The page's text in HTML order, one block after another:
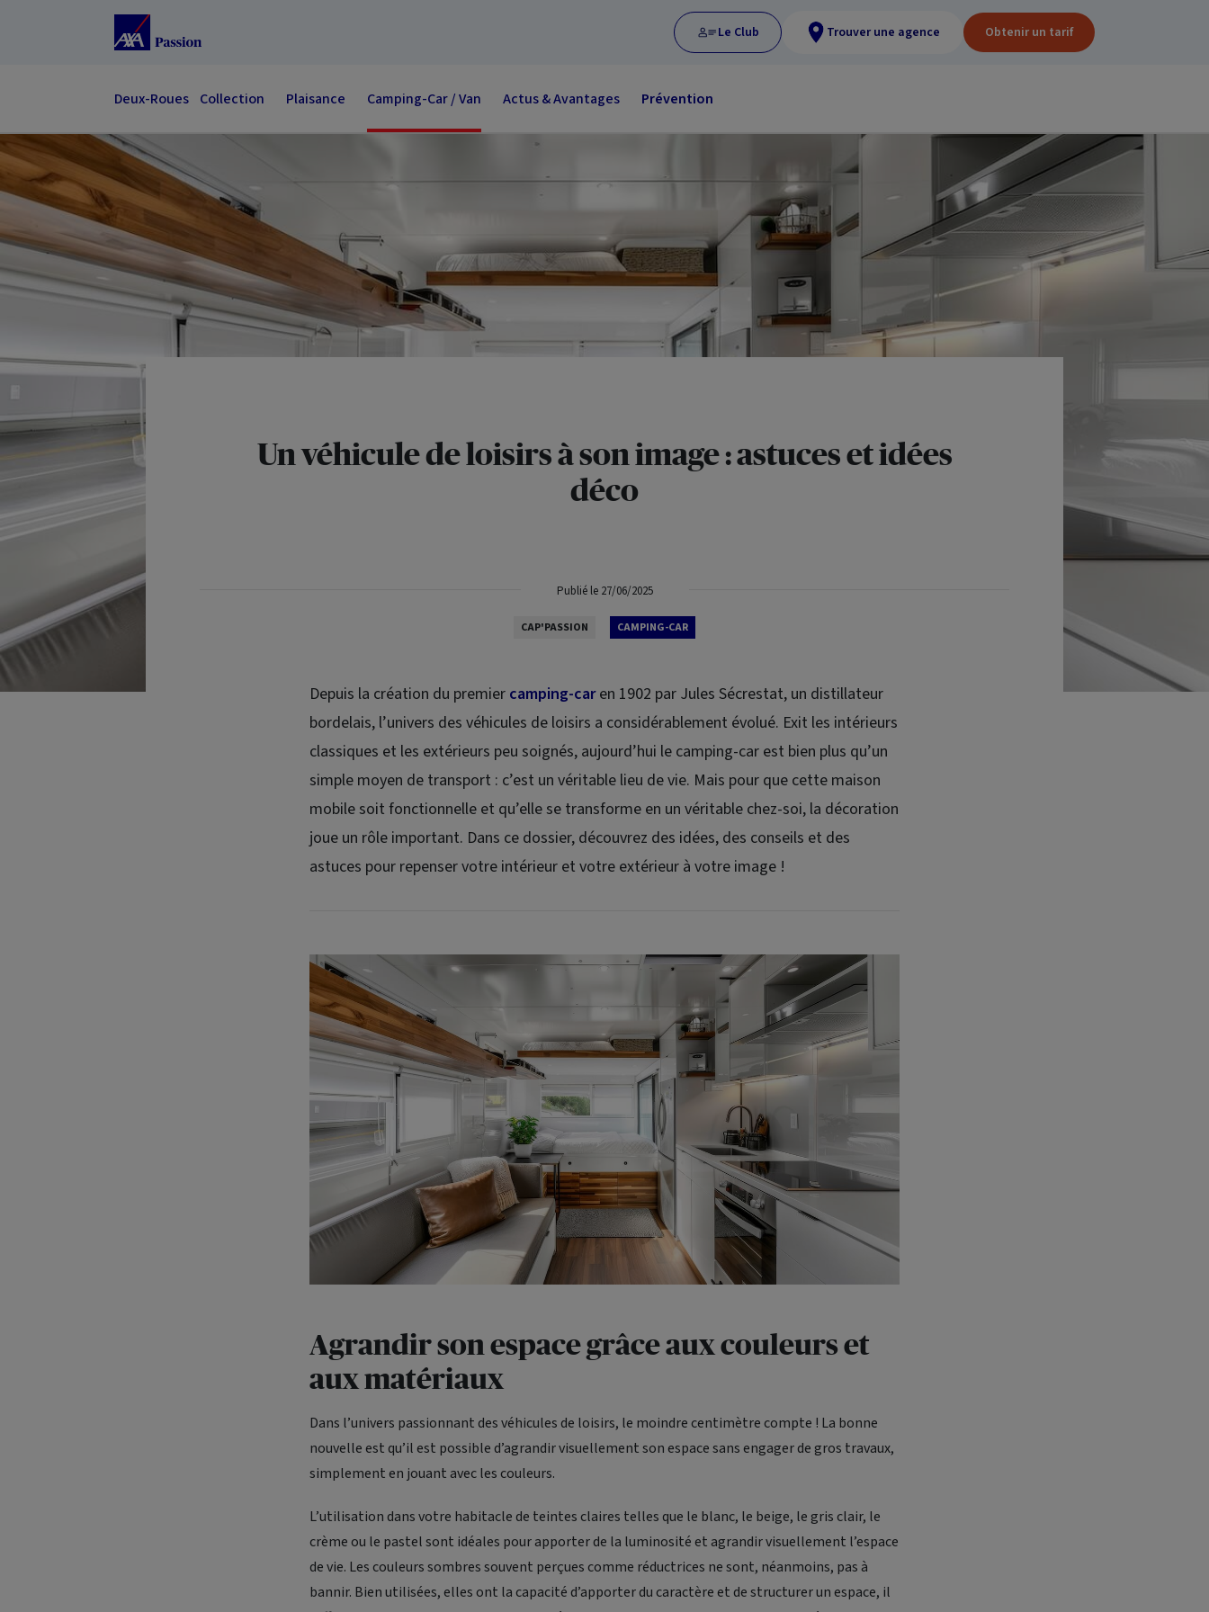
Accéder au Contenu
Le Club Trouver une agence Obtenir un tarif
Deux-Roues Collection Plaisance Camping-Car / Van Actus & Avantages Prévention
Un véhicule de loisirs à son image : astuces et idées
déco
Publié le 27/06/2025
CAP'PASSION CAMPING-CAR
Depuis la création du premier camping-caren 1902 par Jules Sécrestat, un distillateur
bordelais, l’univers des véhicules de loisirs a considérablement évolué. Exit les intérieurs
classiques et les extérieurs peu soignés, aujourd’hui le camping-car est bien plus qu’un
simple moyen de transport : c’est un véritable lieu de vie. Mais pour que cette maison
mobile soit fonctionnelle et qu’elle se transforme en un véritable chez-soi, la décoration
joue un rôle important. Dans ce dossier, découvrez des idées, des conseils et des
astuces pour repenser votre intérieur et votre extérieur à votre image !
Agrandir son espace grâce aux couleurs et
aux matériaux
Dans l’univers passionnant des véhicules de loisirs, le moindre centimètre compte ! La bonne
nouvelle est qu’il est possible d’agrandir visuellement son espace sans engager de gros travaux,
simplement en jouant avec les couleurs.
L’utilisation dans votre habitacle de teintes claires telles que le blanc, le beige, le gris clair, le
crème ou le pastel sont idéales pour apporter de la luminosité et agrandir visuellement l’espace
de vie. Les couleurs sombres souvent perçues comme réductrices ne sont, néanmoins, pas à
bannir. Bien utilisées, elles ont la capacité d’apporter du caractère et de structurer un espace, il